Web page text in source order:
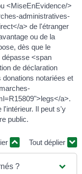
<MiseEnEvidence/>
administratives-
a> de l'étranger
ou de la
dès que le
dépasse <span
de déclaration
notariées et
a>.
l'intérieur. Il peut s'y
public.
Tout déplier
?